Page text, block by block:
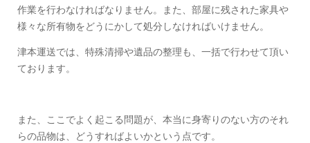
作業を行わなければなりません。また、部屋に残された家具や
様々な所有物をどうにかして処分しなければいけません。
津本運送では、特殊清掃や遺品の整理も、一括で行わせて頂い
ております。
また、ここでよく起こる問題が、本当に身寄りのない方のそれ
らの品物は、どうすればよいかという点です。